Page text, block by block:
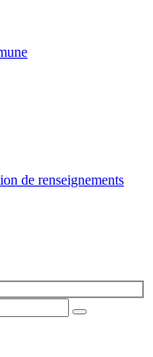
de renseignements